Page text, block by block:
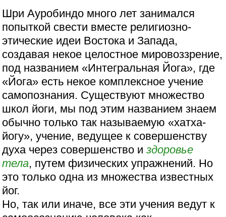
Шри Ауробиндо много лет занимался
попыткой свести вместе религиозно-
этические идеи Востока и Запада,
создавая некое целостное мировоззрение,
под названием «Интегральная Йога», где
«Йога» есть некое комплексное учение
самопознания. Существуют множество
школ йоги, мы под этим названием знаем
обычно только так называемую «хатха-
йогу», учение, ведущее к совершенству
духа через совершенство издоровье
тела, путем физических упражнений. Но
это только одна из множества известных
йог.
Но, так или иначе, все эти учения ведут к